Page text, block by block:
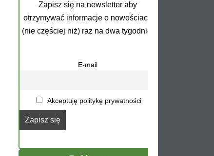
Zapisz się na newsletter aby
otrzymywać informacje o nowościach
(nie częściej niż) raz na dwa tygodnie.
E-mail
Akceptuję politykę prywatności